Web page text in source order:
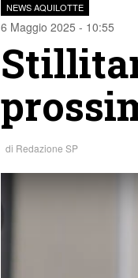
NEWS AQUILOTTE
6 Maggio 2025 - 10:55
di Redazione SP